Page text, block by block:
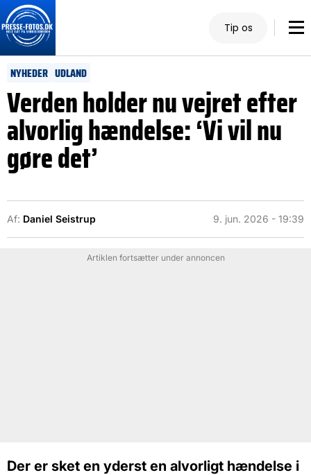
Tip os
NYHEDER UDLAND
Verden holder nu vejret efter
alvorlig hændelse: ‘Vi vil nu
gøre det’
Af: Daniel Seistrup 9. jun. 2026 - 19:39
Artiklen fortsætter under annoncen
Der er sket en yderst en alvorligt hændelse i